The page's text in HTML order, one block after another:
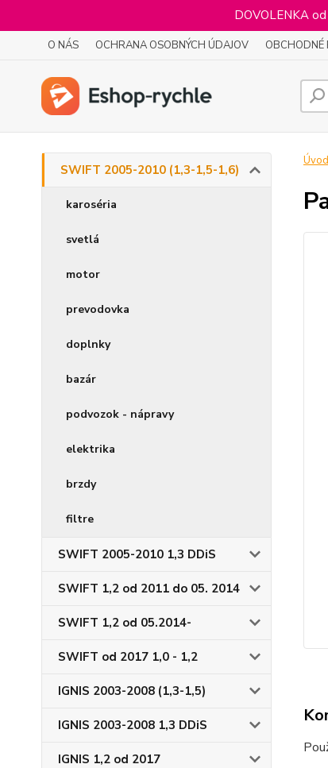
DOVOLENKA
O NÁS OCHRANA OSOBNÝCH ÚDAJOV OBCHODNÉ
SWIFT 2005-2010 (1,3-1,5-1,6)
karoséria
svetlá
motor
prevodovka
doplnky
bazár
podvozok - nápravy
elektrika
brzdy
filtre
SWIFT 2005-2010 1,3 DDiS
SWIFT 1,2 od 2011 do 05. 2014
SWIFT 1,2 od 05.2014-
SWIFT od 2017 1,0 - 1,2
IGNIS 2003-2008 (1,3-1,5)
IGNIS 2003-2008 1,3 DDiS
IGNIS 1,2 od 2017
Úvod